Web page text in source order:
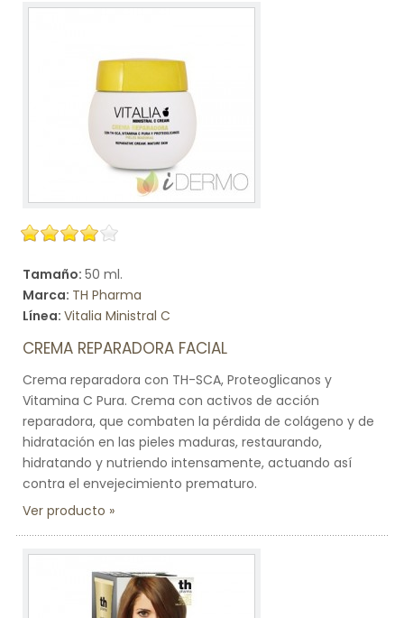
Tamaño: 50 ml.
Marca: TH Pharma
Línea: Vitalia Ministral C
CREMA REPARADORA FACIAL
Crema reparadora con TH-SCA, Proteoglicanos y
Vitamina C Pura. Crema con activos de acción
reparadora, que combaten la pérdida de colágeno y de
hidratación en las pieles maduras, restaurando,
hidratando y nutriendo intensamente, actuando así
contra el envejecimiento prematuro.
Ver producto